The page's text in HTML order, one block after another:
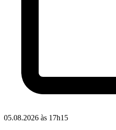
05.08.2026 às 17h15